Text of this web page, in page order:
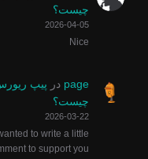
چیست؟
2026-04-05
Nice
page در پیپ
چیست؟
2026-03-22
to write a little
to support you.